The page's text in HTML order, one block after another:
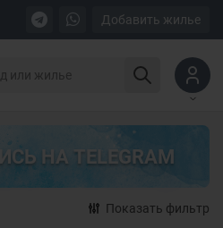
Добавить жилье
НА TELEGRAM
Показать фильтр